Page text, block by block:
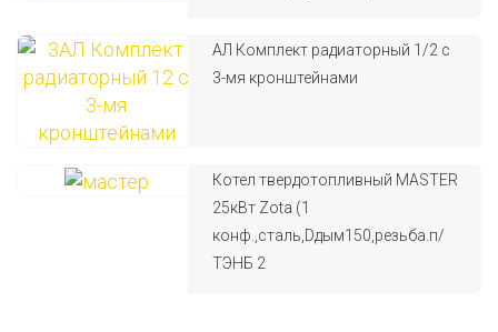
АЛ Комплект радиаторный 1/2 с
3-мя кронштейнами
Котел твердотопливный MASTER
25кВт Zota (1
конф.,сталь,Dдым150,резьба.п/
ТЭНБ 2